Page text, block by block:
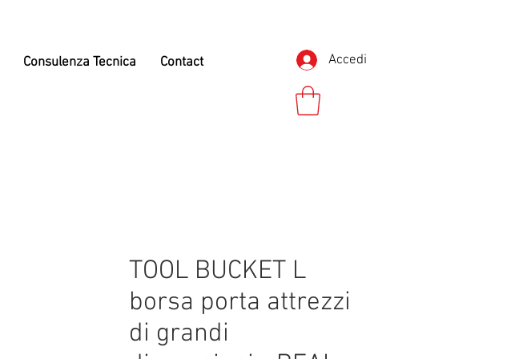
Accedi
Consulenza Tecnica Contact
TOOL BUCKET L
borsa porta attrezzi
di grandi